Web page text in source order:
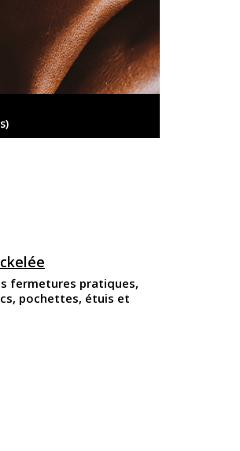
fermetures pratiques,
pochettes, étuis et